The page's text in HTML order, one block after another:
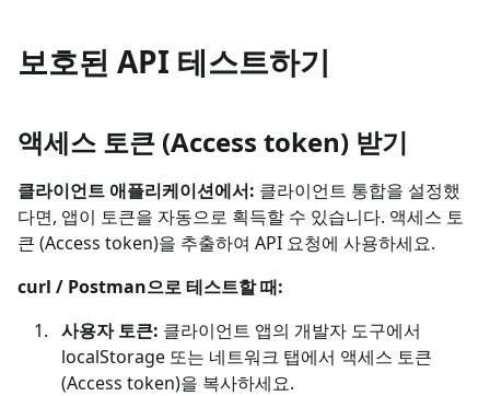
보호된 API 테스트하기
액세스 토큰 (Access token) 받기
클라이언트 애플리케이션에서: 클라이언트 통합을 설정했
다면, 앱이 토큰을 자동으로 획득할 수 있습니다. 액세스 토
큰 (Access token)을 추출하여 API 요청에 사용하세요.
curl / Postman으로 테스트할 때:
사용자 토큰: 클라이언트 앱의 개발자 도구에서
localStorage 또는 네트워크 탭에서 액세스 토큰
(Access token)을 복사하세요.